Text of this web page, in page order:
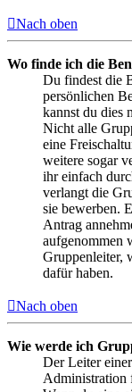
Nach oben
Wo finde ich die
Du findest die
persönlichen
kannst du dies
Nicht alle
eine
weitere sogar
ihr einfach
verlangt die
sie bewerben.
Antrag
aufgenommen
Gruppenleiter,
dafür haben.
Nach oben
Wie werde ich
Der Leiter
Administration